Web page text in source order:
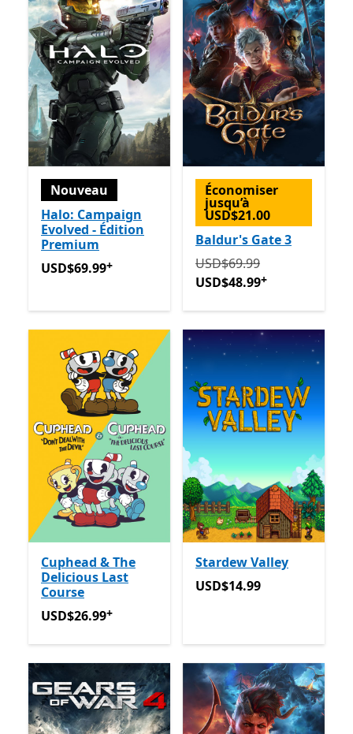
Nouveau
Halo: Campaign
Evolved - Édition
Premium
USD$69.99Avec des achats dans l’application
USD$69.99+
Économiser
jusqu’à
USD$21.00
Baldur's Gate 3
Initialement USD$69.99
USD$69.99
USD$48.99+
Cuphead & The
Delicious Last
Course
USD$26.99Avec des achats dans l’application
USD$26.99+
Stardew Valley
USD$14.99
USD$14.99